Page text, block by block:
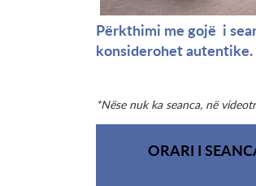
Përkthimi me gojë i
konsiderohet
*Nëse nuk ka seanca, në
ORARI I